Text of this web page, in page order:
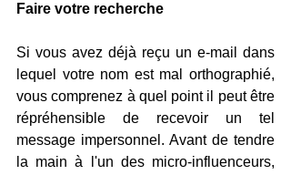
Faire votre recherche
Si vous avez déjà reçu un e-mail dans
lequel votre nom est mal orthographié,
vous comprenez à quel point il peut être
répréhensible de recevoir un tel
message impersonnel. Avant de tendre
la main à l'un des micro-influenceurs,